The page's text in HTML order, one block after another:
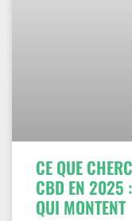
CE QUE
CBD EN 2025 :
QUI MONTENT